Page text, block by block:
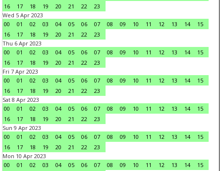
16
17 18 19 20 21 22
23
Wed 5 Apr 2023
00
01 02 03 04 05 06 07 08 09 10 11 12 13 14
15
16
17 18 19 20 21 22
23
Thu 6 Apr 2023
00
01 02 03 04 05 06 07 08 09 10 11 12 13 14
15
16
17 18 19 20 21 22
23
Fri 7 Apr 2023
00
01 02 03 04 05 06 07 08 09 10 11 12 13 14
15
16
17 18 19 20 21 22
23
Sat 8 Apr 2023
00
01 02 03 04 05 06 07 08 09 10 11 12 13 14
15
16
17 18 19 20 21 22
23
Sun 9 Apr 2023
00
01 02 03 04 05 06 07 08 09 10 11 12 13 14
15
16
17 18 19 20 21 22
23
Mon 10 Apr 2023
00
01 02 03 04 05 06 07 08 09 10 11 12 13 14
15